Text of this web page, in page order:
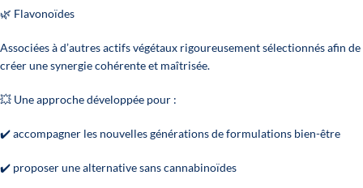
🌿 Flavonoïdes
Associées à d’autres actifs végétaux rigoureusement sélectionnés afin de
créer une synergie cohérente et maîtrisée.
💥 Une approche développée pour :
✔️ accompagner les nouvelles générations de formulations bien-être
✔️ proposer une alternative sans cannabinoïdes